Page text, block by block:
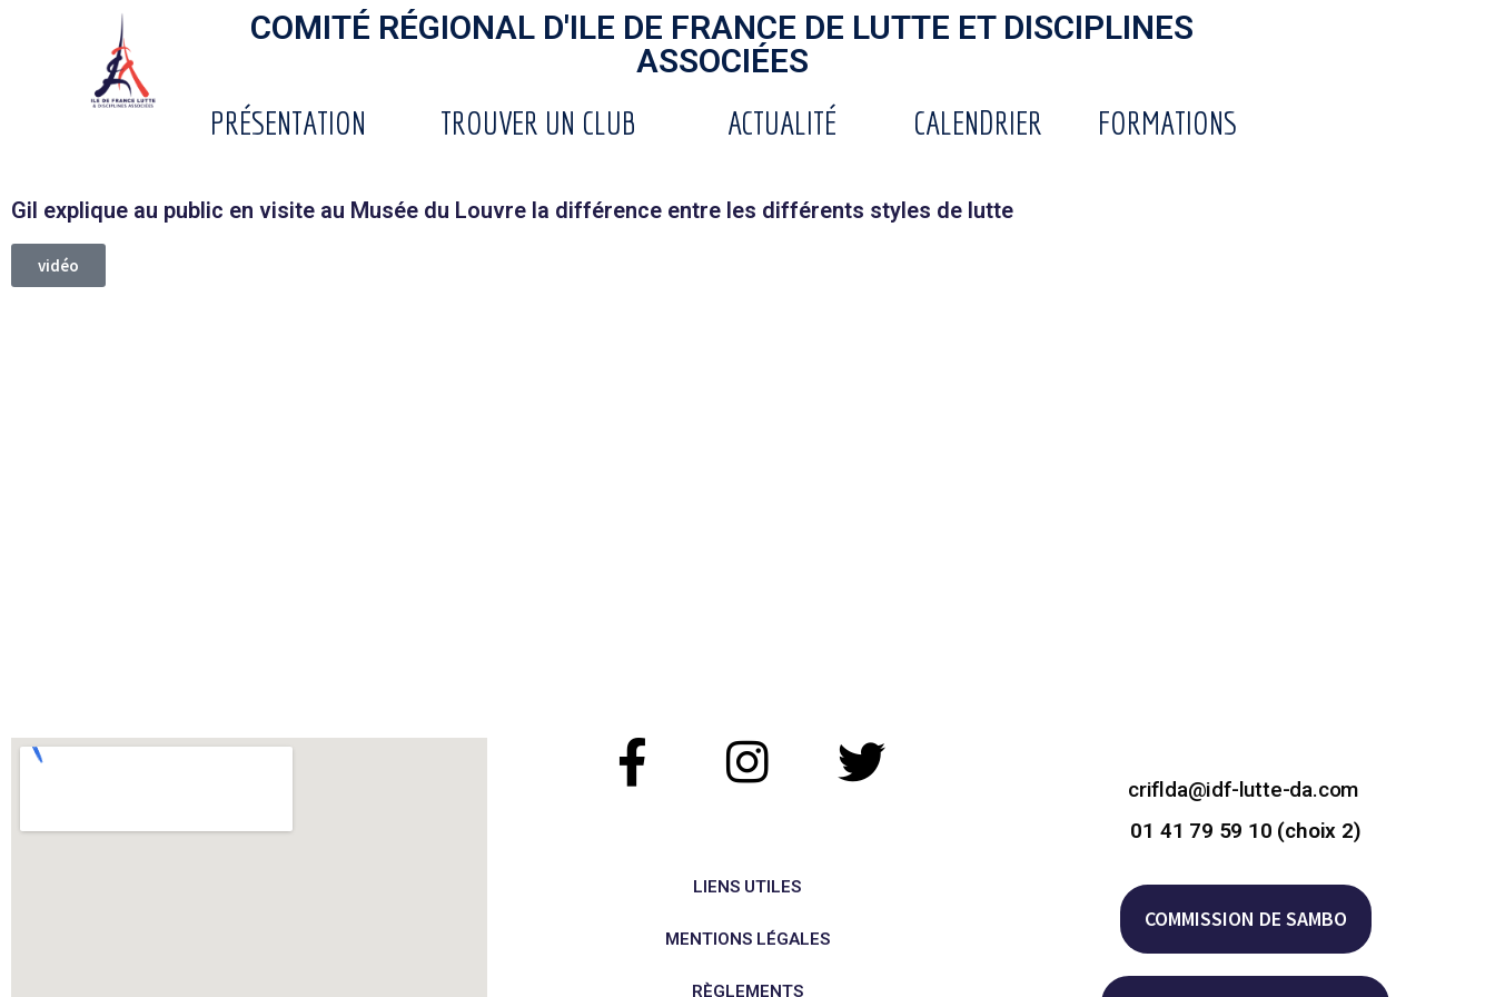
COMITÉ RÉGIONAL D'ILE DE FRANCE DE LUTTE ET DISCIPLINES
ASSOCIÉES
PRÉSENTATION TROUVER UN CLUB ACTUALITÉ CALENDRIER FORMATIONS
Gil explique au public en visite au Musée du Louvre la différence entre les différents styles de lutte
vidéo
LIENS UTILES
MENTIONS LÉGALES
RÈGLEMENTS
criflda@idf-lutte-da.com
01 41 79 59 10 (choix 2)
COMMISSION DE SAMBO